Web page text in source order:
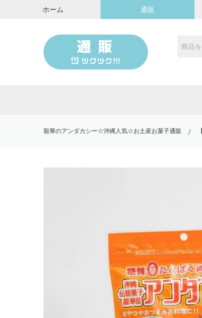
ホーム 通販
龍華のアンダカシー☆沖縄人気☆お土産お菓子通販